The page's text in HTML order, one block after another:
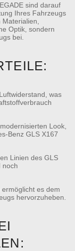
sind darauf
Ihres Fahrzeugs
Optik, sondern
bei.
was
Look,
Benz GLS X167
Linien des GLS
noch
es dem
hervorzuheben.